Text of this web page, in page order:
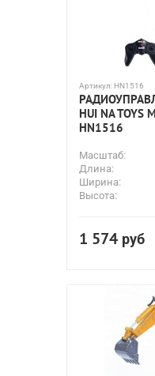
Артикул: HN1516
HUI NA
HN1516
Масштаб:
Длина:
Ширина:
Высота:
1 574 руб